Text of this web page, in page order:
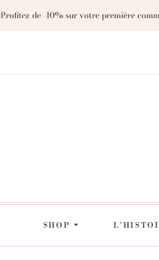
Profitez de -10% sur votre première
SHOP